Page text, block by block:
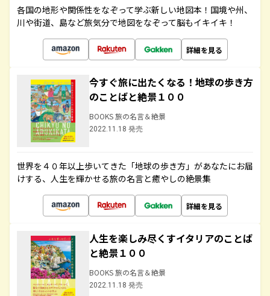
各国の地形や関係性をなぞって学ぶ新しい地図本！国境や州、
川や街道、島など旅気分で地図をなぞって脳もイキイキ！
詳細を見る
今すぐ旅に出たくなる！地球の歩き方
のことばと絶景１００
BOOKS 旅の名言＆絶景
2022.11.18 発売
世界を４０年以上歩いてきた「地球の歩き方」があなたにお届
けする、人生を輝かせる旅の名言と癒やしの絶景集
詳細を見る
人生を楽しみ尽くすイタリアのことば
と絶景１００
BOOKS 旅の名言＆絶景
2022.11.18 発売